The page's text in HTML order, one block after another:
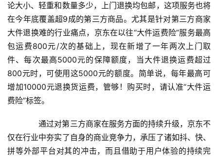
论大小、轻重和数量多少，上门退换均包邮，这项服务也将
在今年底覆盖超9成的第三方商品。尤其是针对第三方商家
大件退换难的行业痛点，京东在以往“大件运费险”服务最高
包运费800元/次的基础上，现在新增了一年两次上门取
件、每次最高5000元的保障额度，当大件退换运费超过
800元时，可使用这5000元的额度。简单说，每年最高可
增加10000元退换货运费，管够！购买时，请认准“大件运
费险”标签。
通过对第三方商家在服务方面的持续升级，京东不
仅在行业中夯实了自身的商业竞争力，承压了诸如抖、快、
拼等外部平台对其的冲击，而且借助于用户体验的持续完